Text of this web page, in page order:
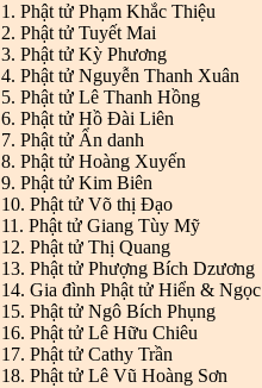
1. Phật tử Phạm Khắc Thiệu
2. Phật tử Tuyết Mai
3. Phật tử Kỳ Phương
4. Phật tử Nguyễn Thanh Xuân
5. Phật tử Lê Thanh Hồng
6. Phật tử Hồ Đài Liên
7. Phật tử Ẩn danh
8. Phật tử Hoàng Xuyến
9. Phật tử Kim Biên
10. Phật tử Võ thị Đạo
11. Phật tử Giang Tùy Mỹ
12. Phật tử Thị Quang
13. Phật tử Phượng Bích Dzương
14. Gia đình Phật tử Hiển & Ngọc
15. Phật tử Ngô Bích Phụng
16. Phật tử Lê Hữu Chiêu
17. Phật tử Cathy Trần
18. Phật tử Lê Vũ Hoàng Sơn